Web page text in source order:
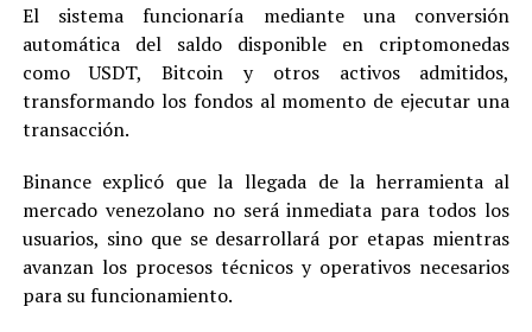
El sistema funcionaría mediante una conversión
automática del saldo disponible en criptomonedas
como USDT, Bitcoin y otros activos admitidos,
transformando los fondos al momento de ejecutar una
transacción.
Binance explicó que la llegada de la herramienta al
mercado venezolano no será inmediata para todos los
usuarios, sino que se desarrollará por etapas mientras
avanzan los procesos técnicos y operativos necesarios
para su funcionamiento.